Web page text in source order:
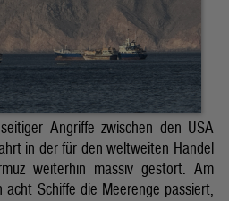
Angriffe zwischen den USA
in der für den weltweiten Handel
weiterhin massiv gestört. Am
Schiffe die Meerenge passiert,